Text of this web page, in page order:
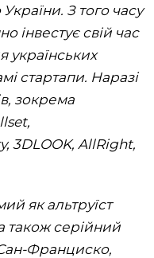
З того часу
інвестує свій час
українських
стартапи. Наразі
зокрема
3DLOOK, AllRight,
як альтруїст
також серійний
Франциско,